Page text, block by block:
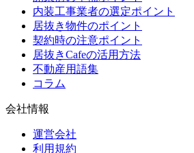
内装工事業者の選定ポイント
居抜き物件のポイント
契約時の注意ポイント
居抜きCafeの活用方法
不動産用語集
コラム
会社情報
運営会社
利用規約